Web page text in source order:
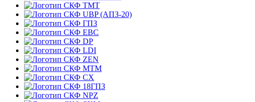
TMT
UBP (АПЗ-20)
ГПЗ
EBC
DP
LDI
ZEN
MTM
CX
18ГПЗ
NPZ